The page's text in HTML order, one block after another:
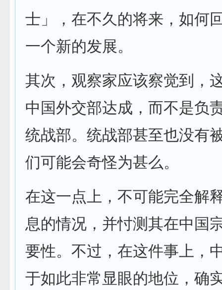
士」，在不久的将来，如何
一个新的发展。
其次，观察家应该察觉到，
中国外交部达成，而不是负
统战部。统战部甚至也没有
们可能会奇怪为甚么。
在这一点上，不可能完全解
息的情况，并忖测其在中国
要性。不过，在这件事上，
于如此非常显眼的地位，确